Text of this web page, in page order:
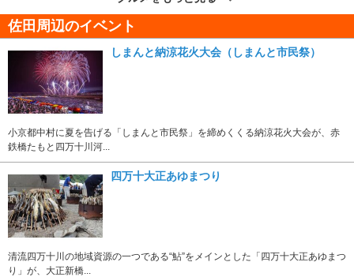
佐田周辺のイベント
しまんと納涼花火大会（しまんと市民祭）
小京都中村に夏を告げる「しまんと市民祭」を締めくくる納涼花火大会が、赤
鉄橋たもと四万十川河...
四万十大正あゆまつり
清流四万十川の地域資源の一つである“鮎”をメインとした「四万十大正あゆまつ
り」が、大正新橋...